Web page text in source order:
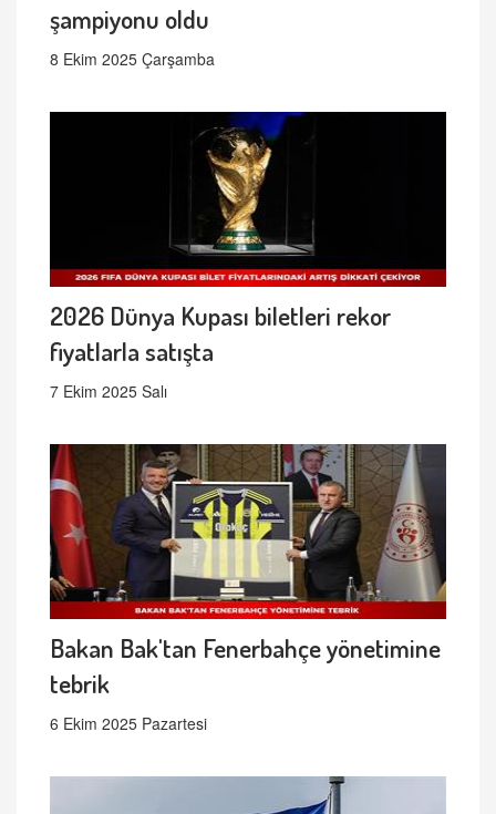
şampiyonu oldu
8 Ekim 2025 Çarşamba
2026 Dünya Kupası biletleri rekor
fiyatlarla satışta
7 Ekim 2025 Salı
Bakan Bak'tan Fenerbahçe yönetimine
tebrik
6 Ekim 2025 Pazartesi